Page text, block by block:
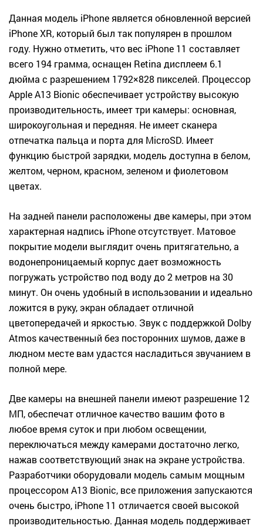
Данная модель iPhone является обновленной версией
iPhone XR, который был так популярен в прошлом
году. Нужно отметить, что вес iPhone 11 составляет
всего 194 грамма, оснащен Retina дисплеем 6.1
дюйма с разрешением 1792×828 пикселей. Процессор
Apple A13 Bionic обеспечивает устройству высокую
производительность, имеет три камеры: основная,
широкоугольная и передняя. Не имеет сканера
отпечатка пальца и порта для MicroSD. Имеет
функцию быстрой зарядки, модель доступна в белом,
желтом, черном, красном, зеленом и фиолетовом
цветах.
На задней панели расположены две камеры, при этом
характерная надпись iPhone отсутствует. Матовое
покрытие модели выглядит очень притягательно, а
водонепроницаемый корпус дает возможность
погружать устройство под воду до 2 метров на 30
минут. Он очень удобный в использовании и идеально
ложится в руку, экран обладает отличной
цветопередачей и яркостью. Звук с поддержкой Dolby
Atmos качественный без посторонних шумов, даже в
людном месте вам удастся насладиться звучанием в
полной мере.
Две камеры на внешней панели имеют разрешение 12
МП, обеспечат отличное качество вашим фото в
любое время суток и при любом освещении,
переключаться между камерами достаточно легко,
нажав соответствующий знак на экране устройства.
Разработчики оборудовали модель самым мощным
процессором A13 Bionic, все приложения запускаются
очень быстро, iPhone 11 отличается своей высокой
производительностью. Данная модель поддерживает